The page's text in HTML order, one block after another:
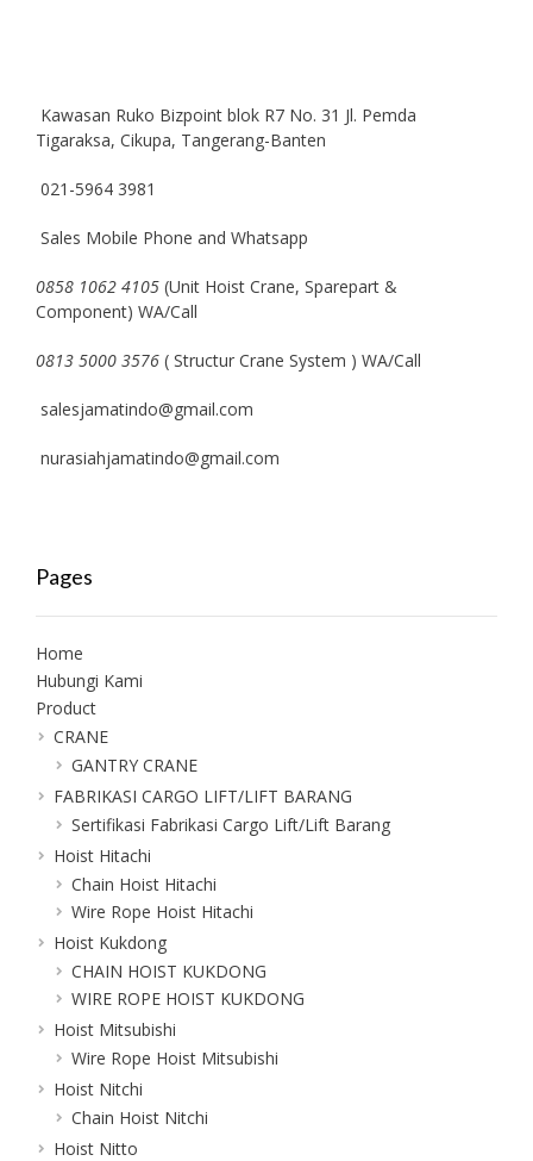
Kawasan Ruko Bizpoint blok R7 No. 31 Jl. Pemda
Tigaraksa, Cikupa, Tangerang-Banten
021-5964 3981
Sales Mobile Phone and Whatsapp
0858 1062 4105 (Unit Hoist Crane, Sparepart &
Component) WA/Call
0813 5000 3576 ( Structur Crane System ) WA/Call
salesjamatindo@gmail.com
nurasiahjamatindo@gmail.com
Pages
Home
Hubungi Kami
Product
CRANE
GANTRY CRANE
FABRIKASI CARGO LIFT/LIFT BARANG
Sertifikasi Fabrikasi Cargo Lift/Lift Barang
Hoist Hitachi
Chain Hoist Hitachi
Wire Rope Hoist Hitachi
Hoist Kukdong
CHAIN HOIST KUKDONG
WIRE ROPE HOIST KUKDONG
Hoist Mitsubishi
Wire Rope Hoist Mitsubishi
Hoist Nitchi
Chain Hoist Nitchi
Hoist Nitto